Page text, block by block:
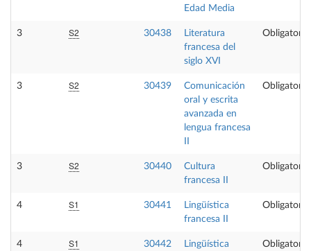
Edad Media
3 S2 30438
Literatura
francesa del
siglo XVI
Obligatoria
3 S2 30439
Comunicación
oral y escrita
avanzada en
lengua francesa
Obligatoria
3 S2 30440
Cultura
francesa II
Obligatoria
4 S1 30441
Lingüística
francesa II
Obligatoria
4 S1 30442
Lingüística
Obligatoria